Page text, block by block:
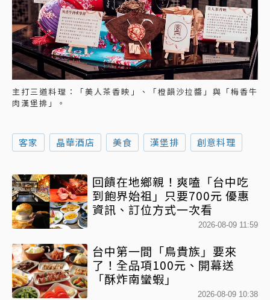
主打三道料理：「美人茶香映」、「橙韻沙拉醬」與「梅香牛
肉漢堡排」。
客家 晶華酒店 美食 漢堡排 創意料理
回饋在地鄉親！爽嗑「台中吃
到飽界始祖」只要700元 優惠
資訊、訂位方式一次看
2026-08-09 11:59
台中第一間「鳥貴族」要來
了！全品項100元、開幕送
「酥炸南蠻蝦」
2026-08-09 10:38